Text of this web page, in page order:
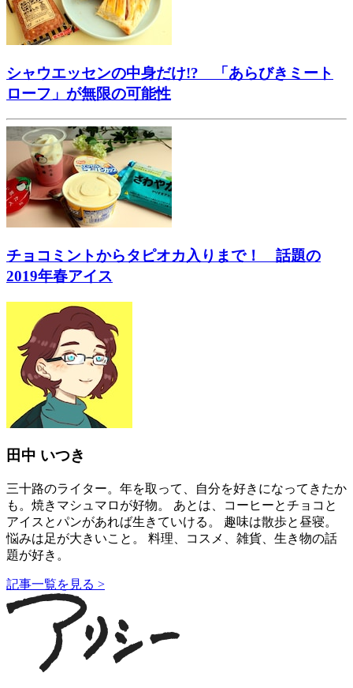
シャウエッセンの中身だけ!? 「あらびきミート
ローフ」が無限の可能性
チョコミントからタピオカ入りまで！ 話題の
2019年春アイス
田中 いつき
三十路のライター。年を取って、自分を好きになってきたか
も。焼きマシュマロが好物。 あとは、コーヒーとチョコと
アイスとパンがあれば生きていける。 趣味は散歩と昼寝。
悩みは足が大きいこと。 料理、コスメ、雑貨、生き物の話
題が好き。
記事一覧を見る >